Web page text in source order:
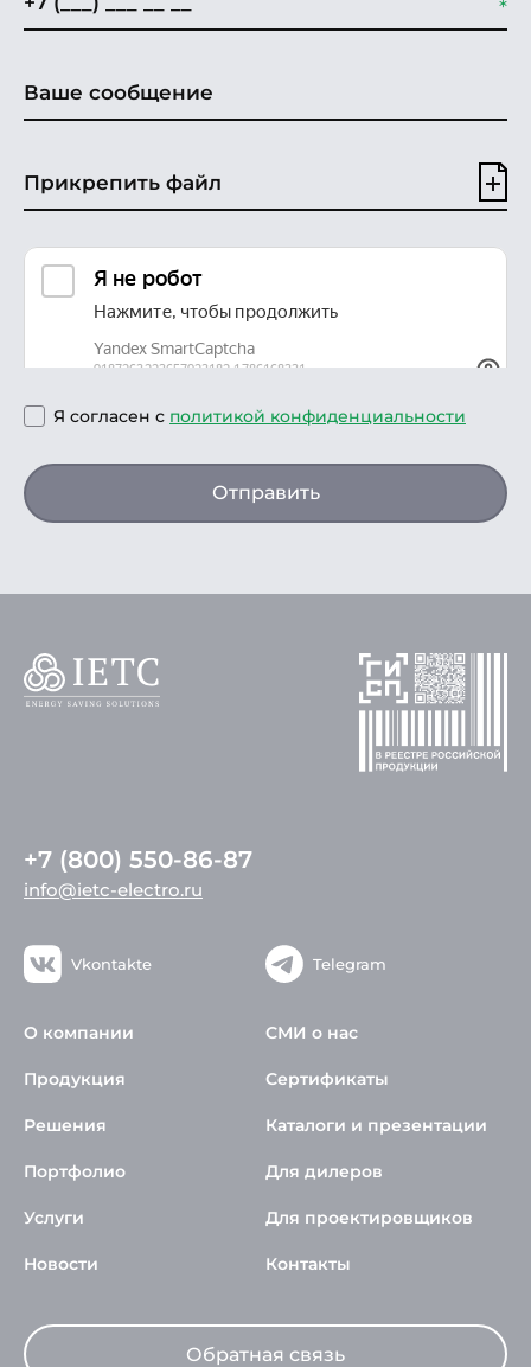
Прикрепить файл
Я согласен с политикой конфиденциальности
Отправить
+7 (800) 550-86-87
info@ietc-electro.ru
Vkontakte Telegram
О компании
Продукция
Решения
Портфолио
Услуги
Новости
СМИ о нас
Сертификаты
Каталоги и презентации
Для дилеров
Для проектировщиков
Контакты
Обратная связь